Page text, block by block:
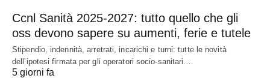
Ccnl Sanità 2025-2027: tutto quello che gli
oss devono sapere su aumenti, ferie e tutele
Stipendio, indennità, arretrati, incarichi e turni: tutte le novità
dell’ipotesi firmata per gli operatori socio-sanitari.…
5 giorni fa